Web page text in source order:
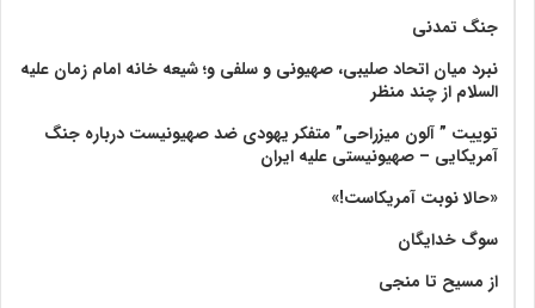
جنگ تمدنی
نبرد میان اتحاد صلیبی، صهیونی و سلفی و؛ شیعه خانه امام زمان علیه
السلام از چند منظر
توییت ” آلون میزراحی” متفکر یهودی ضد صهیونیست درباره جنگ
آمریکایی – صهیونیستی علیه ایران
«حالا نوبت آمریکاست!»
سوگ خدایگان
از مسیح تا منجی